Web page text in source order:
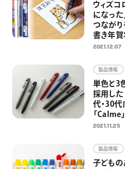
ウィズコ
になっ
つなが
書き年
んてる筆！
2021.12.07
製品情報
単色と3
採用し
代・30
「Calme
売開始
2021.11.25
製品情報
子どもの